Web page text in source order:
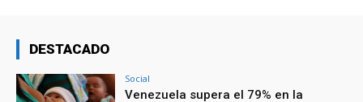
DESTACADO
Social
Venezuela supera el 79% en la